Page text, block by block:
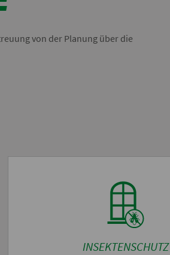
von der Planung über die
INSEKTENSCHUTZ